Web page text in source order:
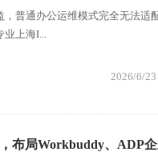
普通办公运维模式完全无法适
业上海I...
2026/6/
布局Workbuddy、ADP